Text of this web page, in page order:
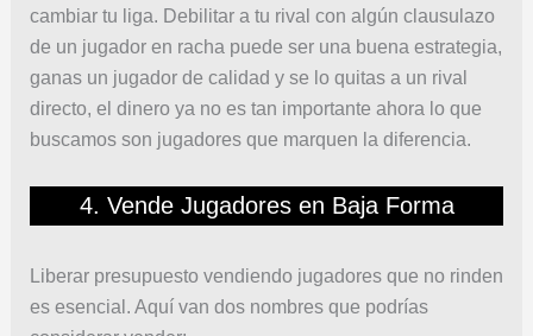
cambiar tu liga. Debilitar a tu rival con algún clausulazo
de un jugador en racha puede ser una buena estrategia,
ganas un jugador de calidad y se lo quitas a un rival
directo, el dinero ya no es tan importante ahora lo que
buscamos son jugadores que marquen la diferencia.
4. Vende Jugadores en Baja Forma
Liberar presupuesto vendiendo jugadores que no rinden
es esencial. Aquí van dos nombres que podrías